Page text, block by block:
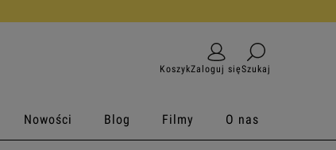
KoszykZaloguj sięSzukaj
Nowości Blog Filmy O nas